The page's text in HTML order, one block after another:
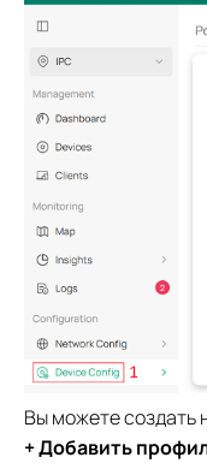
Вы можете создать
+ Добавить